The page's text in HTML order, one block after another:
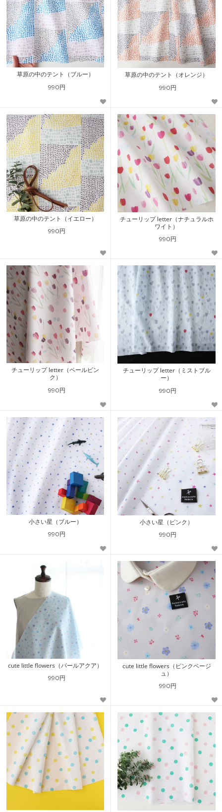
草原の中のテント（ブルー）
990円
草原の中のテント（オレンジ）
990円
草原の中のテント（イエロー）
990円
チューリップ letter（ナチュラルホ
ワイト）
990円
チューリップ letter（ペールピン
ク）
990円
チューリップ letter（ミストブル
ー）
990円
小さい星（ブルー）
990円
小さい星（ピンク）
990円
cute little flowers（パールアクア）
990円
cute little flowers（ピンクベージ
ュ）
990円